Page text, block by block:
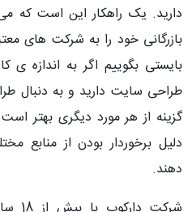
دارید. یک راهکار این است که
بازرگانی خود را به شرکت های
بایستی بگوییم اگر به اندازه ی
طراحی سایت دارید و به دنبال
گزینه از هر مورد دیگری بهتر
دلیل برخوردار بودن از منابع
دهند.